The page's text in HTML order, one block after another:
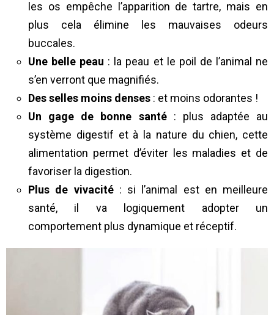
les os empêche l’apparition de tartre, mais en
plus cela élimine les mauvaises odeurs
buccales.
Une belle peau : la peau et le poil de l’animal ne
s’en verront que magnifiés.
Des selles moins denses : et moins odorantes !
Un gage de bonne santé: plus adaptée au
système digestif et à la nature du chien, cette
alimentation permet d’éviter les maladies et de
favoriser la digestion.
Plus de vivacité: si l’animal est en meilleure
santé, il va logiquement adopter un
comportement plus dynamique et réceptif.